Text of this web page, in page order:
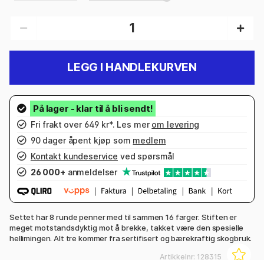
LEGG I HANDLEKURVEN
Fri frakt over 649 kr*. Les mer om levering
90 dager åpent kjøp som medlem
Kontakt kundeservice ved spørsmål
26 000+ anmeldelser
Settet har 8 runde penner med til sammen 16 farger. Stiften er
meget motstandsdyktig mot å brekke, takket være den spesielle
hellimingen. Alt tre kommer fra sertifisert og bærekraftig skogbruk.
Artikkelnr: 128315